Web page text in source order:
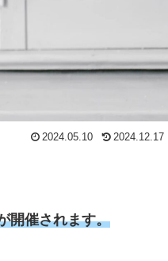
2024.05.10 2024.12.17
開催されます。